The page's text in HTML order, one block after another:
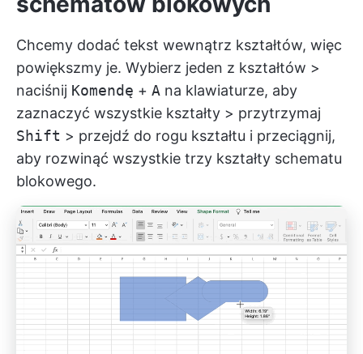
Chcemy dodać tekst wewnątrz kształtów, więc
powiększmy je. Wybierz jeden z kształtów >
naciśnij Komendę + A na klawiaturze, aby
zaznaczyć wszystkie kształty > przytrzymaj
Shift > przejdź do rogu kształtu i przeciągnij,
aby rozwinąć wszystkie trzy kształty schematu
blokowego.